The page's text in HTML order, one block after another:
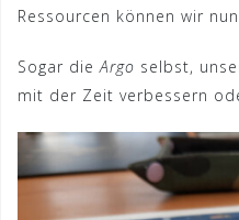
Ressourcen können wir
Sogar dieArgo selbst,
mit der Zeit verbessern